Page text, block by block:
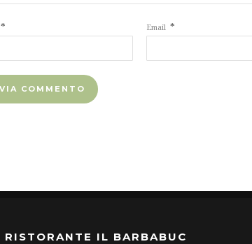
* Email *
RISTORANTE IL BARBABUC